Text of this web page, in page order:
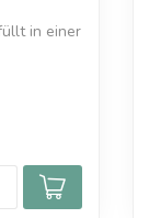
in einer